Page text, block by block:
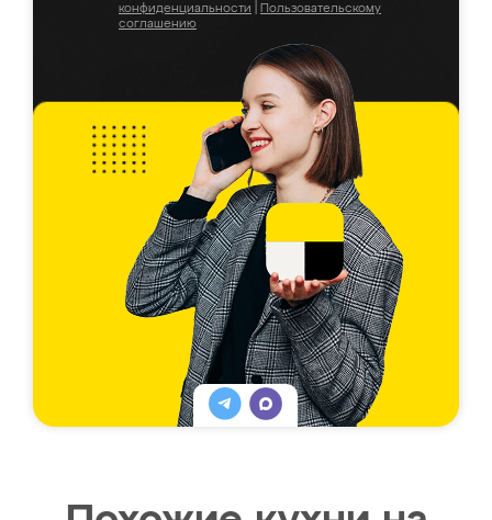
конфиденциальности
Пользовательскому
соглашению